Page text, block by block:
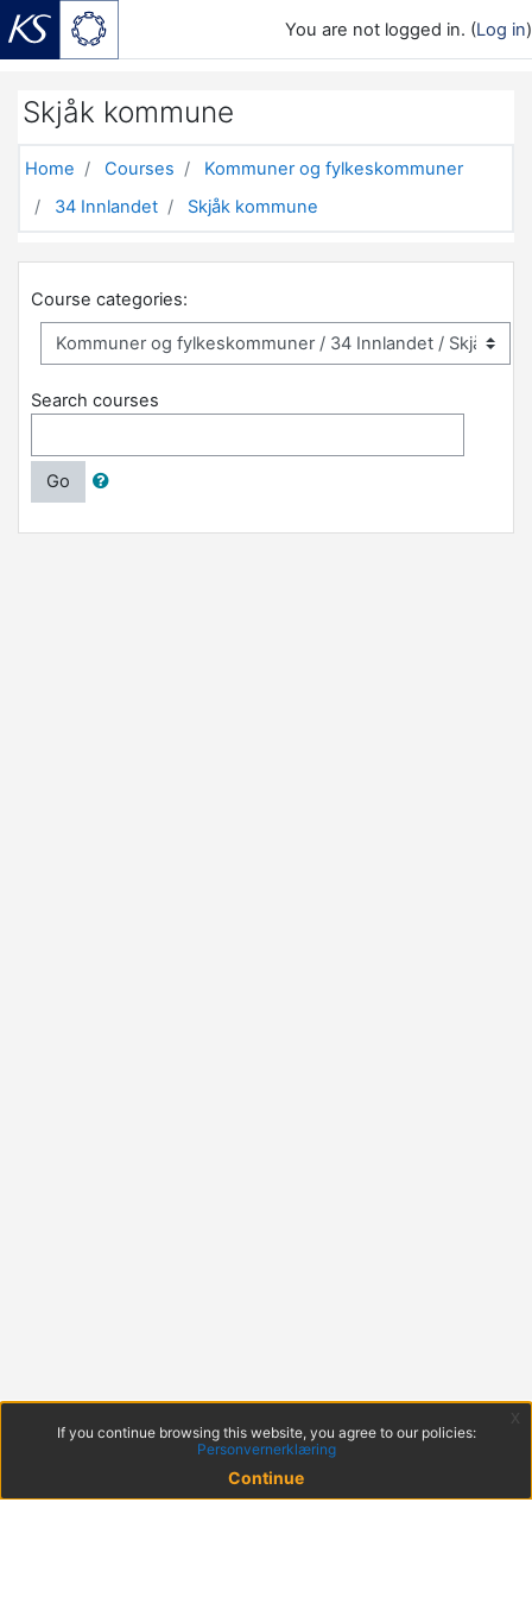
You are not logged in. (Log in)
Skjåk kommune
Home Courses
Kommuner og fylkeskommuner
34 Innlandet
Skjåk kommune
Course categories:
Search courses
Go
If you continue browsing this website, you agree to our policies:
Personvernerklæring
Continue
x